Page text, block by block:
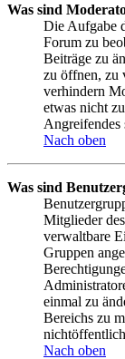
Was sind
Die Aufgabe
Forum zu
Beiträge zu
zu öffnen, zu
verhindern
etwas nicht
Angreifendes
Nach oben
Was sind
Mitglieder
verwaltbare
Gruppen
einmal zu
Bereichs zu
Nach oben